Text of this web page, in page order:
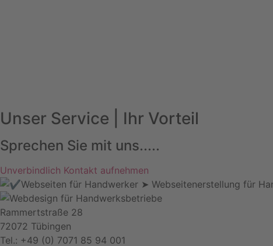
Unser Service | Ihr Vorteil
Sprechen Sie mit uns.....
Unverbindlich Kontakt aufnehmen
Rammertstraße 28
72072 Tübingen
Tel.: +49 (0) 7071 85 94 001